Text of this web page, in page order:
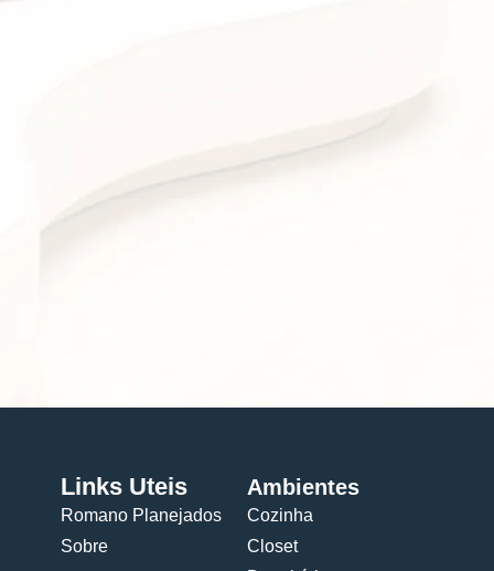
Links Uteis
Romano Planejados
Sobre
Ambientes
Cozinha
Closet